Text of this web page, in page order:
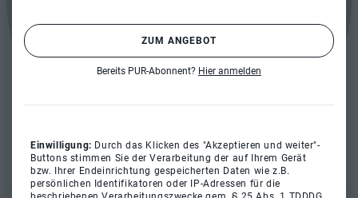
ZUM ANGEBOT
Bereits PUR-Abonnent? Hier anmelden
Einwilligung: Durch das Klicken des "Akzeptieren und weiter"-
Buttons stimmen Sie der Verarbeitung der auf Ihrem Gerät
bzw. Ihrer Endeinrichtung gespeicherten Daten wie z.B.
persönlichen Identifikatoren oder IP-Adressen für die